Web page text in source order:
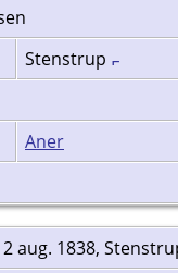
Stenstrup
Aner
aug. 1838,